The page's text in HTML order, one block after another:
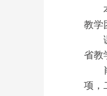
教学
省教
项，